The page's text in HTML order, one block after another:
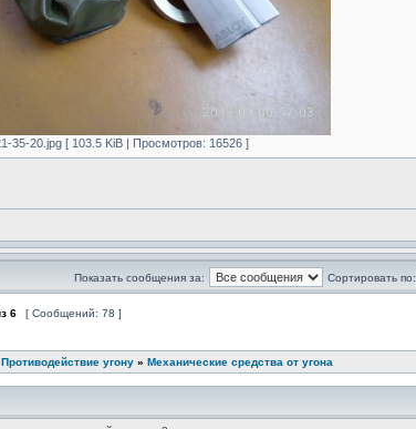
35-20.jpg [ 103.5 KiB | Просмотров: 16526 ]
Показать сообщения за: Сортировать по:
6 [ Сообщений: 78 ]
Противодействие угону » Механические средства от угона